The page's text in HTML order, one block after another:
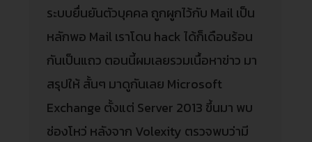
ระบบยื่นยันตัวบุคคล ถูกผูกไว้กับ Mail เป็น
หลักพอ Mail เราโดน hack ได้ก็เดือนร้อน
กันเป็นแถว ตอนนี้ผมเลยรวมเนื้อหาข่าว มา
สรุปให้ สั้นๆ มาดูกันเลย Microsoft
Exchange ตั้งแต่ Server 2013 ขึ้นมา พบ
ช่องโหว่ หลังจาก Volexity ตรวจพบว่ามี